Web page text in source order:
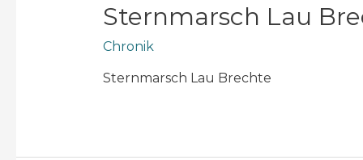
Sternmarsch Lau
Chronik
Sternmarsch Lau Brechte